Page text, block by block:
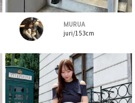
MURUA
juri/153cm